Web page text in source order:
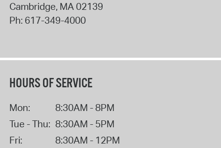
Cambridge, MA02139
Ph: 617-349-4000
HOURS OF SERVICE
Mon:
8:30AM - 8PM
Tue - Thu: 8:30AM - 5PM
Fri:
8:30AM - 12PM